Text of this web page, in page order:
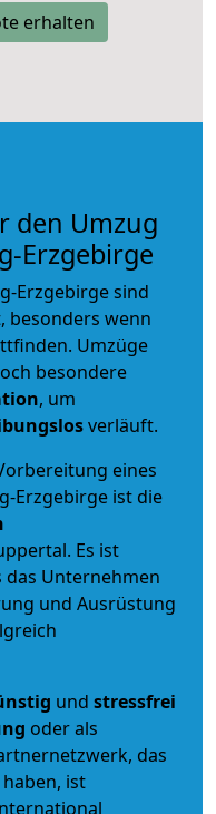
erhalten
den Umzug
Erzgebirge
Erzgebirge sind
besonders wenn
Umzüge
besondere
, um
verläuft.
eines
Erzgebirge ist die
Es ist
das Unternehmen
und Ausrüstung
und stressfrei
oder als
das
ist